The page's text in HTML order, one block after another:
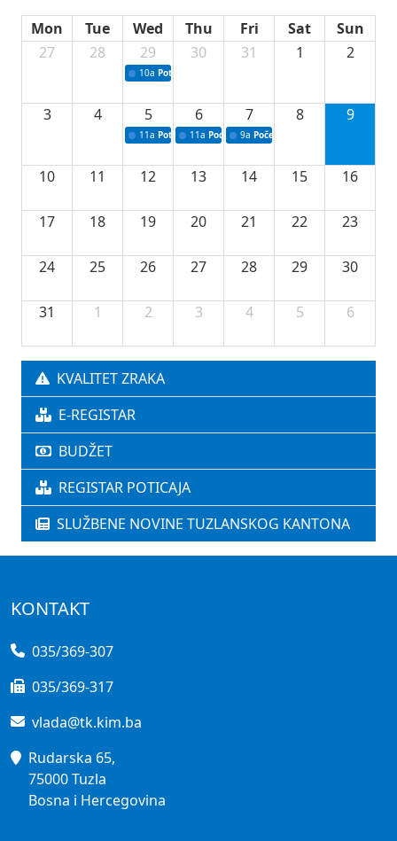
Mon Tue Wed Thu Fri Sat
Sun
27
28 29
10a Potpisivanje ugovora sa neprofitnim
30 31 1 2
3 4 5
11a Potpisivanje ugovora o stipendijama za
6
11a Podrška razvoju vodne infrastrukture u
7
9a Početak izgradnje nove
8 9
10 11 12 13 14 15 16
17 18 19 20 21 22 23
24 25 26 27 28 29 30
31 1 2 3 4 5 6
KVALITET ZRAKA
E-REGISTAR
BUDŽET
REGISTAR POTICAJA
SLUŽBENE NOVINE TUZLANSKOG KANTONA
KONTAKT
035/369-307
035/369-317
vlada@tk.kim.ba
Rudarska 65,
75000 Tuzla
Bosna i Hercegovina